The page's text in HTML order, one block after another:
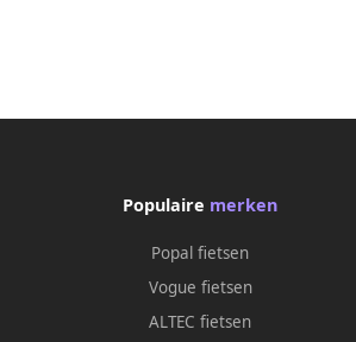
Populaire merken
Popal fietsen
Vogue fietsen
ALTEC fietsen